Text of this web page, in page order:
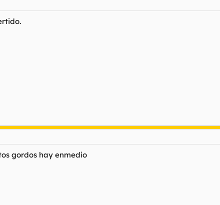
gordos hay enmedio